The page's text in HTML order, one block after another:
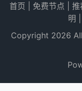
首页
免费节点 推
明
Copyright 2026